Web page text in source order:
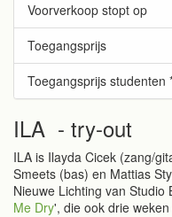
Voorverkoop stopt op
Toegangsprijs
Toegangsprijs studenten
ILA - try-out
ILA is Ilayda Cicek (zang/
Smeets (bas) en Mattias
Nieuwe Lichting van
Me Dry', die ook drie